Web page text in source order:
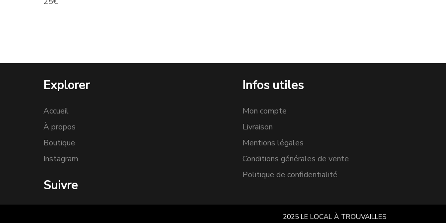
Explorer
Accueil
À propos
Boutique
Instagram
Suivre
Infos utiles
Mon compte
Livraison
Mentions légales
Conditions générales de vente
Politique de confidentialité
2025 LE LOCAL À TROUVAILLES